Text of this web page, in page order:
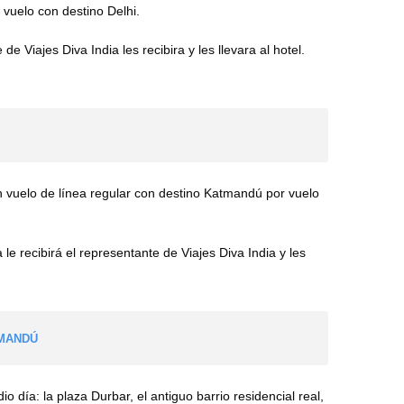
con destino Delhi.
Viajes Diva India les recibira y les llevara al hotel.
de línea regular con destino Katmandú por vuelo
recibirá el representante de Viajes Diva India y les
día: la plaza Durbar, el antiguo barrio residencial real,